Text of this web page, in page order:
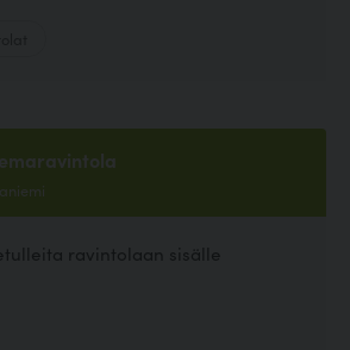
ravintolaan sisälle